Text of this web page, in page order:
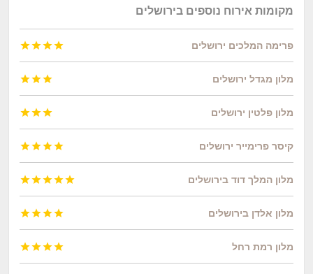
מקומות אירוח נוספים בירושלים
פרימה המלכים ירושלים 



מלון מגדל ירושלים 


מלון פלטין ירושלים 


קיסר פרימייר ירושלים 



מלון המלך דוד בירושלים 




מלון אלדן בירושלים 



מלון רמת רחל 


